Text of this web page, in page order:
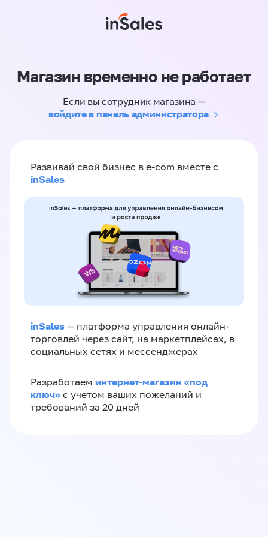
Магазин временно не работает
Если вы сотрудник магазина —
войдите в панель администратора
Развивай свой бизнес в e-com вместе с
inSales
inSales — платформа управления онлайн-
торговлей через сайт, на маркетплейсах, в
социальных сетях и мессенджерах
Разработаем интернет-магазин «‎под
ключ»‎ с учетом ваших пожеланий и
требований за 20 дней